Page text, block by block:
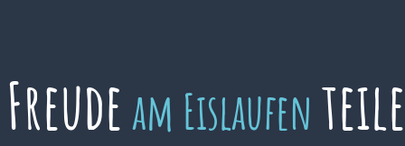
Freudeam Eislaufen